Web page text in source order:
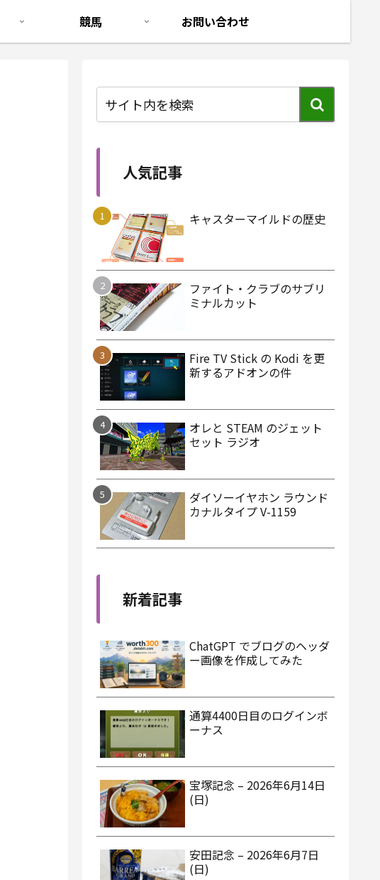
競馬 お問い合わせ
人気記事
キャスターマイルドの歴史
ファイト・クラブのサブリ
ミナルカット
Fire TV Stick の Kodi を更
新するアドオンの件
オレと STEAM のジェット
セット ラジオ
ダイソーイヤホン ラウンド
カナルタイプ V-1159
新着記事
ChatGPT でブログのヘッダ
ー画像を作成してみた
通算4400日目のログインボ
ーナス
宝塚記念 – 2026年6月14日
(日)
安田記念 – 2026年6月7日
(日)